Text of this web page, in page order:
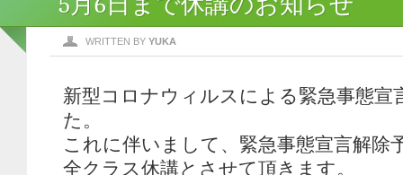
WRITTEN BY YUKA
新型コロナウィルスによる緊急事態宣
た。
これに伴いまして、緊急事態宣言解除
全クラス休講とさせて頂きます。